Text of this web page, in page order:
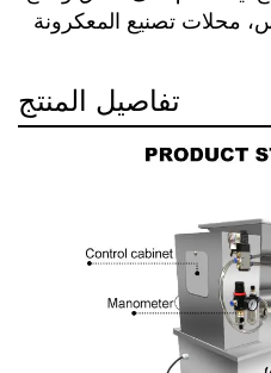
تفاصيل المنتج